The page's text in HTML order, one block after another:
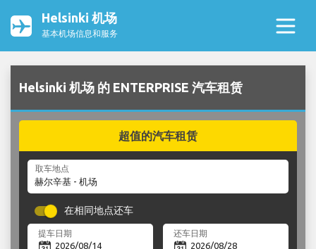
Helsinki 机场
基本机场信息和服务
Helsinki 机场 的 ENTERPRISE 汽车租赁
超值的汽车租赁
取车地点
在相同地点还车
提车日期 还车日期